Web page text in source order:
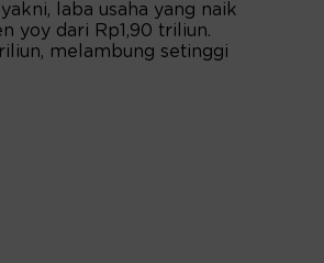
laba usaha yang naik
yoy dari Rp1,90 triliun.
melambung setinggi